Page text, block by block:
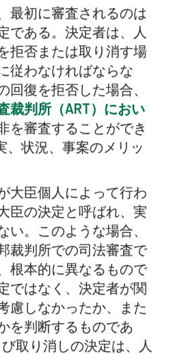
最初に審査されるのは
である。決定者は、人
拒否または取り消す場
従わなければならな
回復を拒否した場合、
裁判所（ART）におい
を審査することができ
、状況、事案のメリッ
大臣個人によって行わ
臣の決定と呼ばれ、実
い。このような場合、
裁判所での司法審査で
根本的に異なるもので
ではなく、決定者が関
慮しなかったか、また
を判断するものであ
取り消しの決定は、人